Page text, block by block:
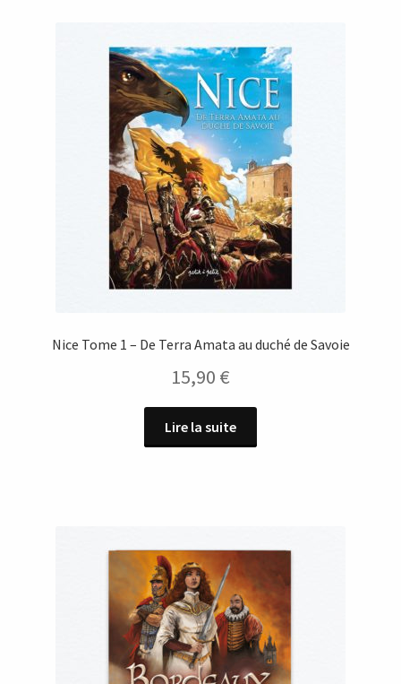
Nice Tome 1 – De Terra Amata au duché de Savoie
15,90 €
Lire la suite